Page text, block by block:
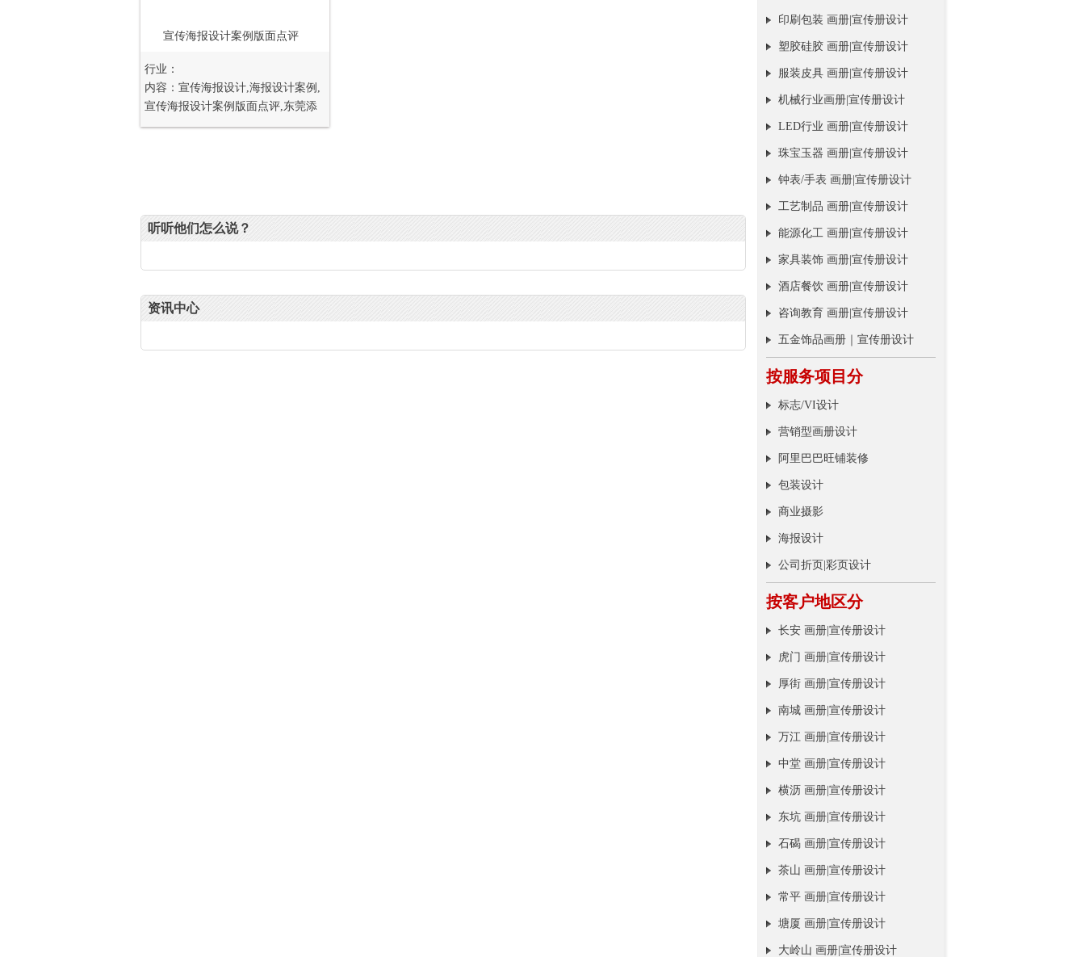
宣传海报设计案例版面点评
行业：
内容：宣传海报设计,海报设计案例,
宣传海报设计案例版面点评,东莞添
美设计,添美设计宣传海报设计案例
听听他们怎么说？
资讯中心
印刷包装 画册|宣传册设计
塑胶硅胶 画册|宣传册设计
服装皮具 画册|宣传册设计
机械行业画册|宣传册设计
LED行业 画册|宣传册设计
珠宝玉器 画册|宣传册设计
钟表/手表 画册|宣传册设计
工艺制品 画册|宣传册设计
能源化工 画册|宣传册设计
家具装饰 画册|宣传册设计
酒店餐饮 画册|宣传册设计
咨询教育 画册|宣传册设计
五金饰品画册｜宣传册设计
按服务项目分
标志/VI设计
营销型画册设计
阿里巴巴旺铺装修
包装设计
商业摄影
海报设计
公司折页|彩页设计
按客户地区分
长安 画册|宣传册设计
虎门 画册|宣传册设计
厚街 画册|宣传册设计
南城 画册|宣传册设计
万江 画册|宣传册设计
中堂 画册|宣传册设计
横沥 画册|宣传册设计
东坑 画册|宣传册设计
石碣 画册|宣传册设计
茶山 画册|宣传册设计
常平 画册|宣传册设计
塘厦 画册|宣传册设计
大岭山 画册|宣传册设计